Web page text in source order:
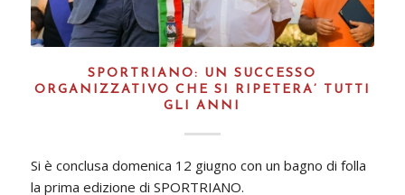
SPORTRIANO: UN SUCCESSO
ORGANIZZATIVO CHE SI RIPETERA’ TUTTI
GLI ANNI
Si è conclusa domenica 12 giugno con un bagno di folla
la prima edizione di SPORTRIANO.